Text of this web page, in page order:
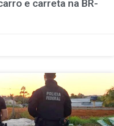
e carreta na BR-